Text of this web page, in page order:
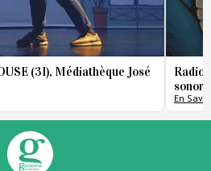
(31), Médiathèque José
Radio
En